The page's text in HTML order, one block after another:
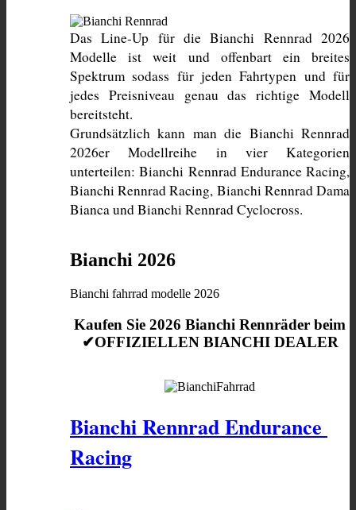
Das Line-Up für die Bianchi Rennrad 2026
Modelle ist weit und offenbart ein breites
Spektrum sodass für jeden Fahrtypen und für
jedes Preisniveau genau das richtige Modell
bereitsteht.
Grundsätzlich kann man die Bianchi Rennrad
2026er Modellreihe in vier Kategorien
unterteilen: Bianchi Rennrad Endurance Racing,
Bianchi Rennrad Racing, Bianchi Rennrad Dama
Bianca und Bianchi Rennrad Cyclocross.
Bianchi 2026
Bianchi fahrrad modelle 2026
Kaufen Sie 2026 Bianchi Rennräder beim
✔OFFIZIELLEN BIANCHI DEALER
Bianchi Rennrad Endurance
Racing